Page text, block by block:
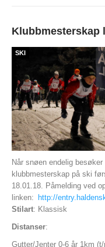
Startkontingent
Politiattest
HSKs lov
Retningslinjer mot
idretten
KLUBBTØY
ÅRSBERETNINGER
KART OG LØYPER
KARTOVERSIKT
TRAIN IN HALDEN
Klubbmesterskap
SKI
Når snøen endelig
klubbmesterskap på ski
18.01.18. Påmelding ved
linken:
http://
Stilart: Klassisk
Distanser:
Gutter/Jenter 0-6 år 1km